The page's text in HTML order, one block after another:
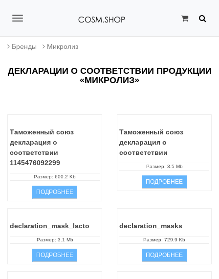
T
o
g
a
v
t
Бренды Микролиз
ДЕКЛАРАЦИИ О СООТВЕТСТВИИ ПРОДУКЦИИ
«МИКРОЛИЗ»
Таможенный союз
декларация о
соответствии
1145476092299
Размер: 600.2 Kb
ПОДРОБНЕЕ
Таможенный союз
декларация о
соответствии
Размер: 3.5 Mb
ПОДРОБНЕЕ
declaration_mask_lacto
Размер: 3.1 Mb
ПОДРОБНЕЕ
declaration_masks
Размер: 729.9 Kb
ПОДРОБНЕЕ